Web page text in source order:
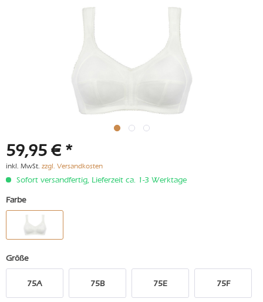
59,95 € *
inkl. MwSt. zzgl. Versandkosten
Sofort versandfertig, Lieferzeit ca. 1-3 Werktage
Farbe
Größe
75A 75B 75E 75F